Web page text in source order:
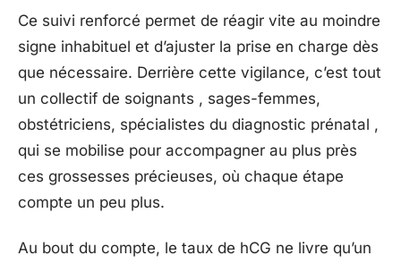
Ce suivi renforcé permet de réagir vite au moindre
signe inhabituel et d’ajuster la prise en charge dès
que nécessaire. Derrière cette vigilance, c’est tout
un collectif de soignants , sages-femmes,
obstétriciens, spécialistes du diagnostic prénatal ,
qui se mobilise pour accompagner au plus près
ces grossesses précieuses, où chaque étape
compte un peu plus.
Au bout du compte, le taux de hCG ne livre qu’un